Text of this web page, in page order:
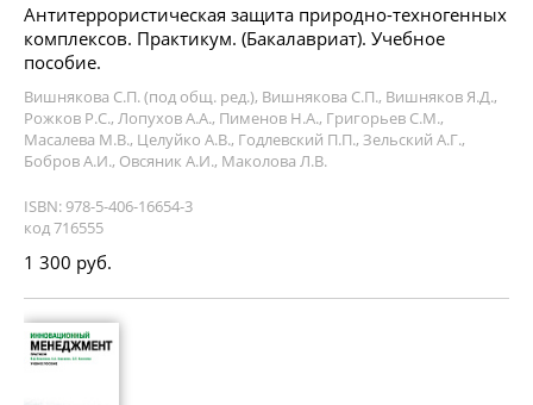
Антитеррористическая защита природно-техногенных
комплексов. Практикум. (Бакалавриат). Учебное
пособие.
Вишнякова С.П. (под общ. ред.), Вишнякова С.П., Вишняков Я.Д.,
Рожков Р.С., Лопухов А.А., Пименов Н.А., Григорьев С.М.,
Масалева М.В., Целуйко А.В., Годлевский П.П., Зельский А.Г.,
Бобров А.И., Овсяник А.И., Маколова Л.В.
ISBN: 978-5-406-16654-3
код 716555
1 300 руб.